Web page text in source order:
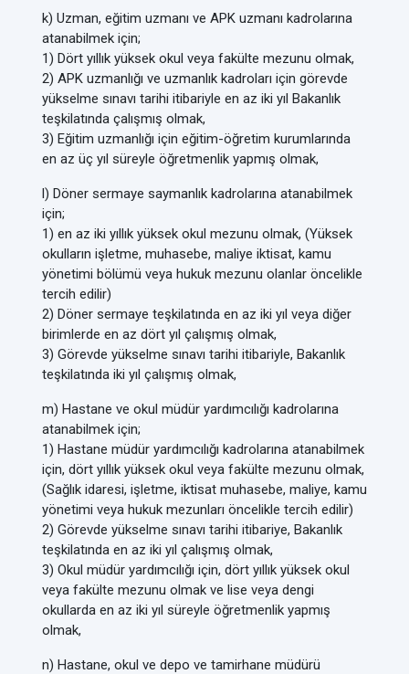
k) Uzman, eğitim uzmanı ve APK uzmanı kadrolarına
atanabilmek için;
1) Dört yıllık yüksek okul veya fakülte mezunu olmak,
2) APK uzmanlığı ve uzmanlık kadroları için görevde
yükselme sınavı tarihi itibariyle en az iki yıl Bakanlık
teşkilatında çalışmış olmak,
3) Eğitim uzmanlığı için eğitim-öğretim kurumlarında
en az üç yıl süreyle öğretmenlik yapmış olmak,
l) Döner sermaye saymanlık kadrolarına atanabilmek
için;
1) en az iki yıllık yüksek okul mezunu olmak, (Yüksek
okulların işletme, muhasebe, maliye iktisat, kamu
yönetimi bölümü veya hukuk mezunu olanlar öncelikle
tercih edilir)
2) Döner sermaye teşkilatında en az iki yıl veya diğer
birimlerde en az dört yıl çalışmış olmak,
3) Görevde yükselme sınavı tarihi itibariyle, Bakanlık
teşkilatında iki yıl çalışmış olmak,
m) Hastane ve okul müdür yardımcılığı kadrolarına
atanabilmek için;
1) Hastane müdür yardımcılığı kadrolarına atanabilmek
için, dört yıllık yüksek okul veya fakülte mezunu olmak,
(Sağlık idaresi, işletme, iktisat muhasebe, maliye, kamu
yönetimi veya hukuk mezunları öncelikle tercih edilir)
2) Görevde yükselme sınavı tarihi itibariye, Bakanlık
teşkilatında en az iki yıl çalışmış olmak,
3) Okul müdür yardımcılığı için, dört yıllık yüksek okul
veya fakülte mezunu olmak ve lise veya dengi
okullarda en az iki yıl süreyle öğretmenlik yapmış
olmak,
n) Hastane, okul ve depo ve tamirhane müdürü